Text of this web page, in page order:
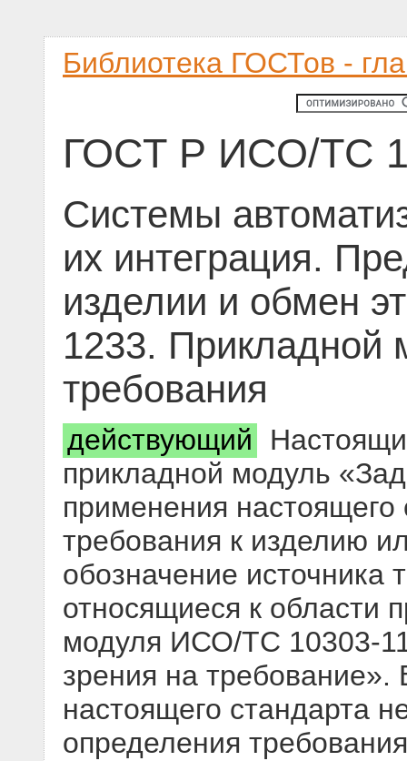
Библиотека ГОСТов -
ГОСТ Р ИСО/ТС
Системы
их интеграция.
изделии и обмен
1233. Прикладной
требования
действующий
прикладной модуль
применения настоящего
требования к изделию
обозначение источника
относящиеся к области
модуля ИСО/TС 10303-
зрения на
настоящего стандарта
определения требования